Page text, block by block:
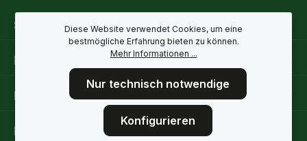
Service-Hotline
Rechtliche Hinweise
Informationen
Folge uns
Diese Website verwendet Cookies, um eine
bestmögliche Erfahrung bieten zu können.
Mehr Informationen ...
Nur technisch notwendige
Konfigurieren